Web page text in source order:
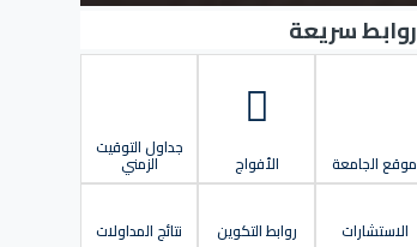
روابط سريعة
موقع الجامعة الأفواج
جداول التوقيت
الزمني
الاستشارات روابط التكوين نتائج المداولات